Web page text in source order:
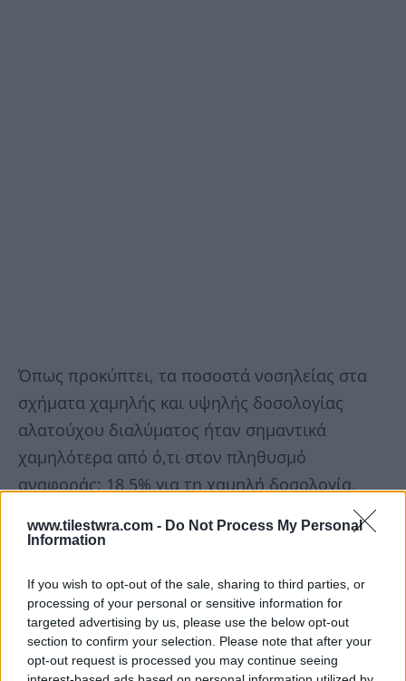
www.tilestwra.com - Do Not Process My Personal
Information
If you wish to opt-out of the sale, sharing to third parties, or
processing of your personal or sensitive information for
targeted advertising by us, please use the below opt-out
section to confirm your selection. Please note that after your
opt-out request is processed you may continue seeing
Όπως προκύπτει, τα ποσοστά νοσηλείας στα
σχήματα χαμηλής και υψηλής δοσολογίας
αλατούχου διαλύματος ήταν σημαντικά
χαμηλότερα από ό,τι στον πληθυσμό
αναφοράς: 18,5% για τη χαμηλή δοσολογία,
πληθυσμό αναφοράς.
«Στόχος μας ήταν να εξετάσουμε τις ρινικές
πλύσεις με φυσιολογικό ορό και τις γαργάρες
για πιθανή συσχέτιση με τη βελτίωση των
αναπνευστικών συμπτωμάτων που σχετίζονται